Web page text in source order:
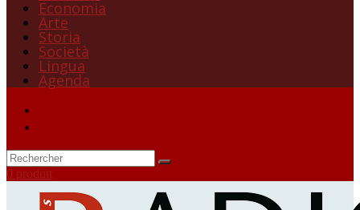
Economia
Arte
Storia
Società
Lingua
Agenda
0 produit